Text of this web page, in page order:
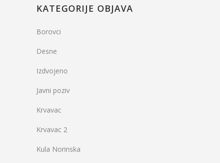
KATEGORIJE OBJAVA
Borovci
Desne
Izdvojeno
Javni poziv
Krvavac
Krvavac 2
Kula Norinska